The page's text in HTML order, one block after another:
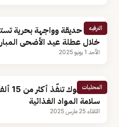
الترفيه
200 حديقة وواجهة بحرية
خلال عطلة عيد الأضحى
الأحد 1 يونيو 2025
المحليات
سلامة المواد الغذائية
الثلاثاء 25 مارس 2025